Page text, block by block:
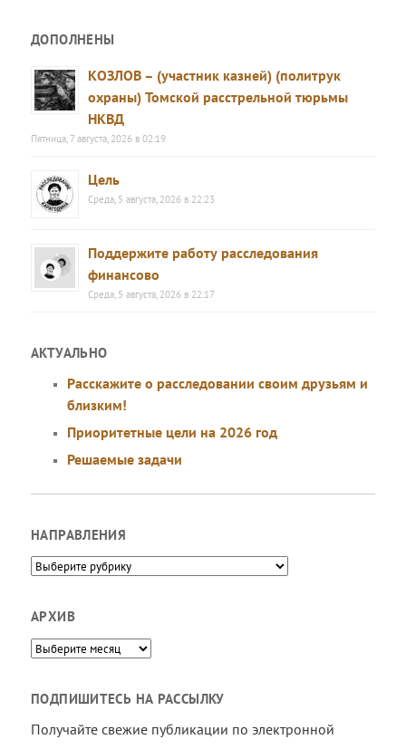
ДОПОЛНЕНЫ
КОЗЛОВ – (участник казней) (политрук
охраны) Томской расстрельной тюрьмы
НКВД
Пятница, 7 августа, 2026 в 02:19
Цель
Среда, 5 августа, 2026 в 22:23
Поддержите работу расследования
финансово
Среда, 5 августа, 2026 в 22:17
АКТУАЛЬНО
Расскажите о расследовании своим друзьям и
близким!
Приоритетные цели на 2026 год
Решаемые задачи
НАПРАВЛЕНИЯ
Направления
АРХИВ
Архив
ПОДПИШИТЕСЬ НА РАССЫЛКУ
Получайте свежие публикации по электронной